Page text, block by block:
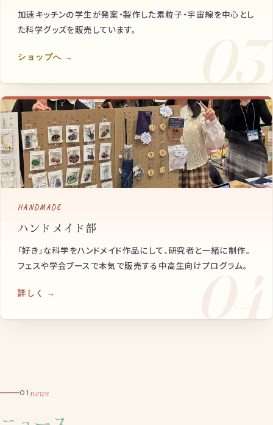
加速キッチンの学生が発案・製作した素粒子・宇宙線を中心とし
た科学グッズを販売しています。
ショップへ →
HANDMADE
ハンドメイド部
「好き」な科学をハンドメイド作品にして、研究者と一緒に制作。
フェスや学会ブースで本気で販売する中高生向けプログラム。
詳しく →
01 news